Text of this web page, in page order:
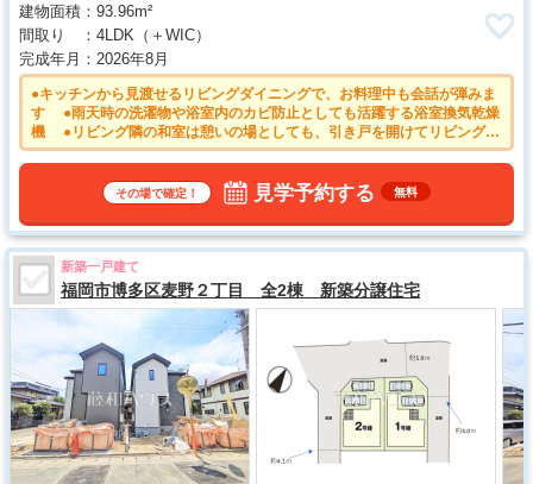
建物面積
93.96m²
間取り
4LDK （＋WIC）
完成年月
2026年8月
●キッチンから見渡せるリビングダイニングで、お料理中も会話が弾みま
す ●雨天時の洗濯物や浴室内のカビ防止としても活躍する浴室換気乾燥
機 ●リビング隣の和室は憩いの場としても、引き戸を開けてリビングの
延長としても使えます。 ●火を使わないオール電化の家。ＩＨクッキン
用。断熱性が高いことにより、省エネや結露対策にもなります。
その場で確定！ 見学予約する 無料
新築一戸建て
福岡市博多区麦野２丁目 全2棟 新築分譲住宅